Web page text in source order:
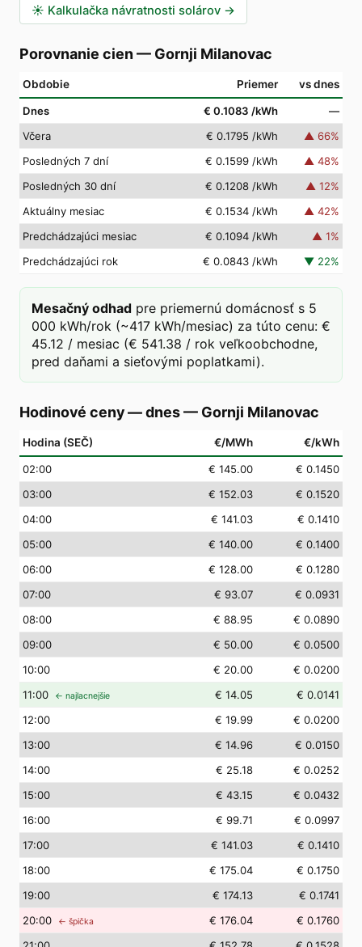
☀️ Kalkulačka návratnosti solárov →
Porovnanie cien — Gornji Milanovac
Obdobie Priemer vs dnes
Dnes € 0.1083 /kWh
—
Včera
€ 0.1795 /kWh ▲ 66%
Posledných 7 dní
€ 0.1599 /kWh ▲ 48%
Posledných 30 dní
€ 0.1208 /kWh ▲ 12%
Aktuálny mesiac
€ 0.1534 /kWh ▲ 42%
Predchádzajúci mesiac
€ 0.1094 /kWh ▲ 1%
Predchádzajúci rok
€ 0.0843 /kWh ▼ 22%
Mesačný odhad pre priemernú domácnosť s 5
000 kWh/rok (~417 kWh/mesiac) za túto cenu: €
45.12 / mesiac (€ 541.38 / rok veľkoobchodne,
pred daňami a sieťovými poplatkami).
Hodinové ceny — dnes— Gornji Milanovac
Hodina (SEČ) €/MWh €/kWh
02:00 € 145.00
€ 0.1450
03:00 € 152.03
€ 0.1520
04:00 € 141.03
€ 0.1410
05:00 € 140.00
€ 0.1400
06:00 € 128.00
€ 0.1280
07:00 € 93.07
€ 0.0931
08:00 € 88.95
€ 0.0890
09:00 € 50.00
€ 0.0500
10:00 € 20.00
€ 0.0200
11:00 ← najlacnejšie € 14.05
€ 0.0141
12:00 € 19.99
€ 0.0200
13:00 € 14.96
€ 0.0150
14:00 € 25.18
€ 0.0252
15:00 € 43.15
€ 0.0432
16:00 € 99.71
€ 0.0997
17:00 € 141.03
€ 0.1410
18:00 € 175.04
€ 0.1750
19:00 € 174.13
€ 0.1741
20:00 ← špička € 176.04
€ 0.1760